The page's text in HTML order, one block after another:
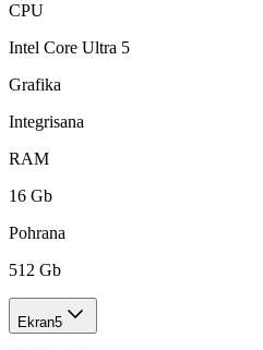
CPU
Intel Core Ultra 5
Grafika
Integrisana
RAM
16 Gb
Pohrana
512 Gb
Ekran5